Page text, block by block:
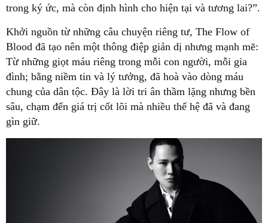
trong ký ức, mà còn định hình cho hiện tại và tương lai?”.
Khởi nguồn từ những câu chuyện riêng tư, The Flow of
Blood đã tạo nên một thông điệp giản dị nhưng mạnh mẽ:
Từ những giọt máu riêng trong mỗi con người, mỗi gia
đình; bằng niềm tin và lý tưởng, đã hoà vào dòng máu
chung của dân tộc. Đây là lời tri ân thầm lặng nhưng bền
sâu, chạm đến giá trị cốt lõi mà nhiều thế hệ đã và đang
gìn giữ.